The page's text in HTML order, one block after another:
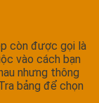
còn được gọi là
vào cách bạn
nhưng thông
bảng để chọn